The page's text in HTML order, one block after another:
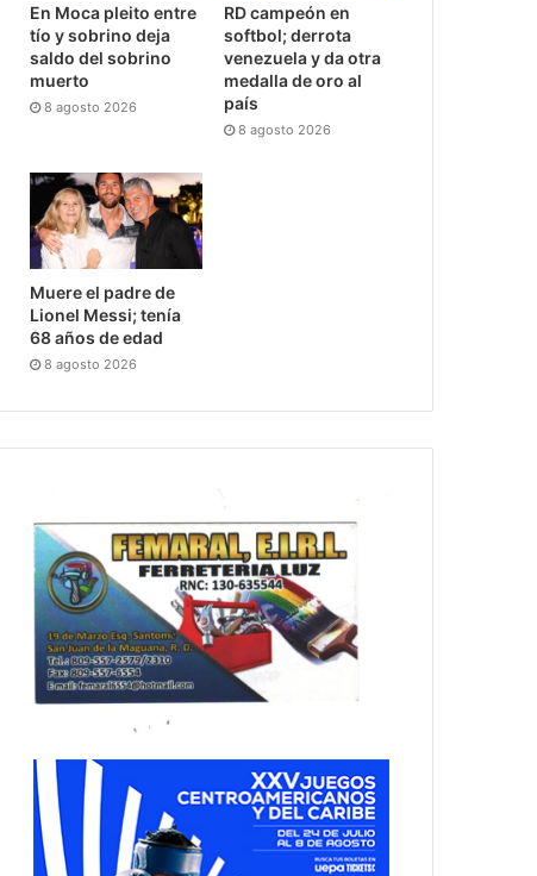
En Moca pleito entre
tío y sobrino deja
saldo del sobrino
muerto
8 agosto 2026
RD campeón en
softbol; derrota
venezuela y da otra
medalla de oro al
país
8 agosto 2026
Muere el padre de
Lionel Messi; tenía
68 años de edad
8 agosto 2026